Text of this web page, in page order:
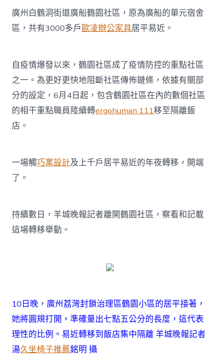
家
具”〉
中
廣州白鶴洞街道廣船鶴園社區，原為廣船的單元宿舍
區，共有3000多戶歐凌辦公家具居平易近。
自疫情爆發以來，鶴園社區成了疫情防控的重點社區
之一。為更好更快地阻斷社區傳佈鏈條，依據有關部
分的設定，6月4日起，包含鶴園社區在內的數個社區
的相干重點職員陸續轉ergohuman 111移至隔離飯
店。
一場觸巧寓設計及上千戶居平易近的年夜轉移，開端
了。
持續數日，羊城晚報記者離開鶴園社區，察看和記載
這場轉移舉動。
10日晚，廣州荔灣封鎖治理區鶴園小區的居平接著，
她將圓規打開，準確量出七點五公分的長度，這代表
理性的比例。易近轉移到飯店集中隔離 羊城晚報記者
湯久坐椅子推薦銘明 攝